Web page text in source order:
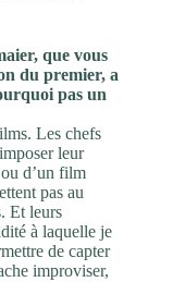
que vous
du premier, a
pas un
Les chefs
leur
d’un film
pas au
Et leurs
à laquelle je
de capter
improviser,